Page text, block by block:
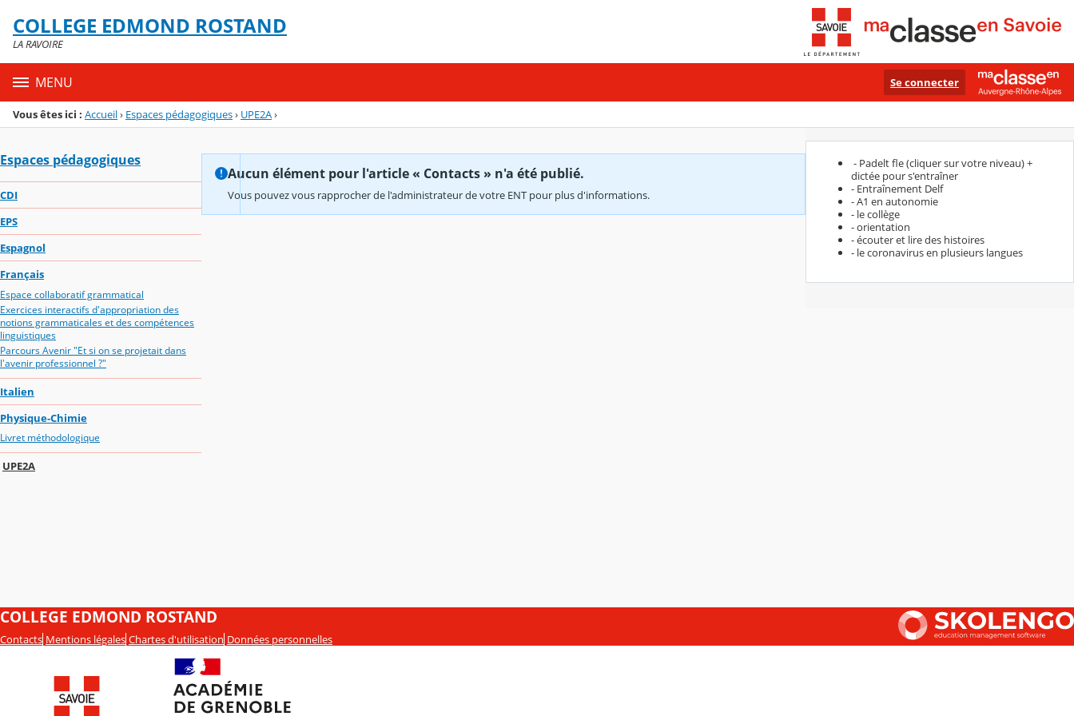
Menu de la rubrique
Contenu
COLLEGE EDMOND ROSTAND
LA RAVOIRE
MENU Se connecter
Vous êtes ici : Accueil› Espaces pédagogiques› UPE2A›
Espaces pédagogiques
CDI
EPS
Espagnol
Français
Espace collaboratif grammatical
Exercices interactifs d'appropriation des
notions grammaticales et des compétences
linguistiques
Parcours Avenir "Et si on se projetait dans
l'avenir professionnel ?"
Italien
Physique-Chimie
Livret méthodologique
UPE2A
Aucun élément pour l'article « Contacts » n'a été publié.
Vous pouvez vous rapprocher de l'administrateur de votre ENT pour plus d'informations.
- Padelt fle (cliquer sur votre niveau) +
dictée pour s'entraîner
- Entraînement Delf
- A1 en autonomie
- le collège
- orientation
- écouter et lire des histoires
- le coronavirus en plusieurs langues
COLLEGE EDMOND ROSTAND
Contacts Mentions légales Chartes d'utilisation Données personnelles